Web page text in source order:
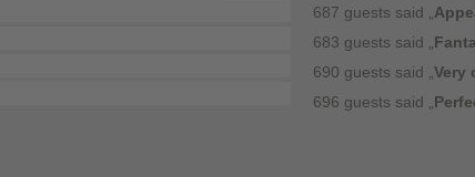
687 guests said „
683 guests said „
690 guests said „ Very
696 guests said „